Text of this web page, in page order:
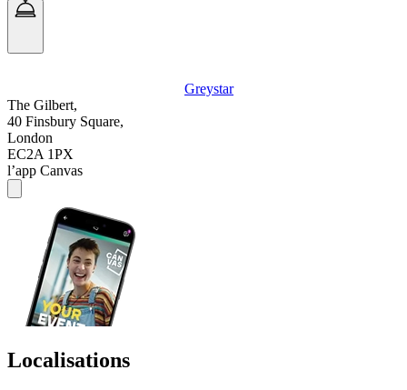
Greystar
The Gilbert,
40 Finsbury Square,
London
EC2A 1PX
l’app Canvas
Localisations